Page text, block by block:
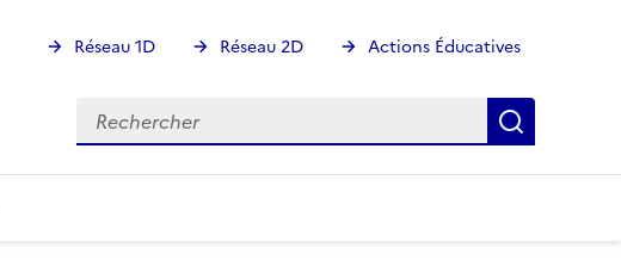
Réseau 1D Réseau 2D Actions Éducatives
Rechercher
Rechercher